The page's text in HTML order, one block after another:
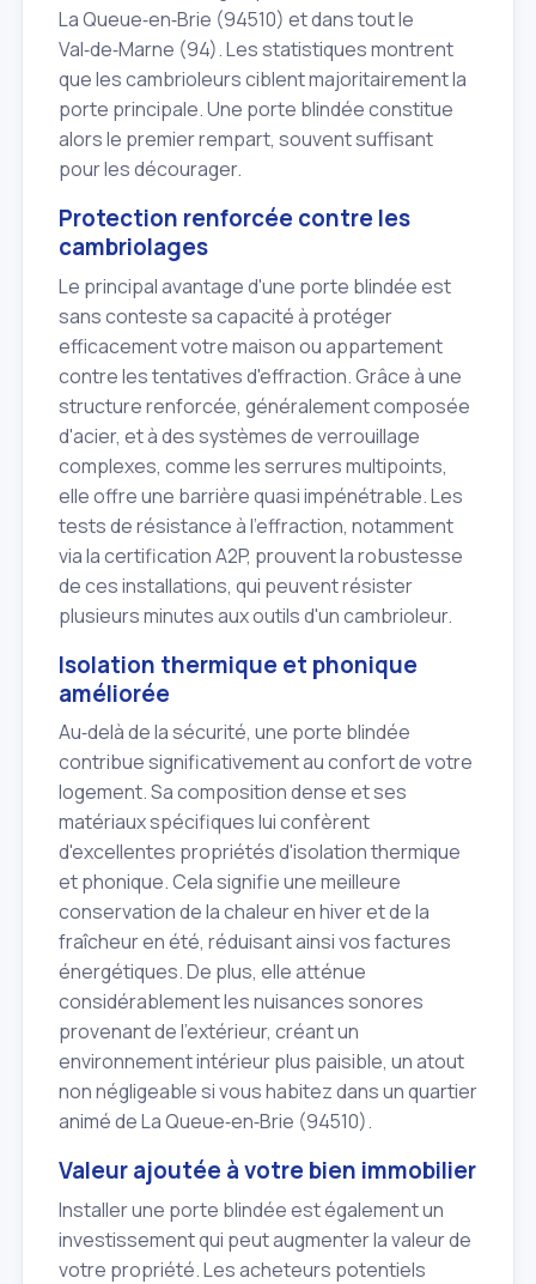
La Queue‑en‑Brie (94510) et dans tout le
Val‑de‑Marne (94). Les statistiques montrent
que les cambrioleurs ciblent majoritairement la
porte principale. Une porte blindée constitue
alors le premier rempart, souvent suffisant
pour les décourager.
Protection renforcée contre les
cambriolages
Le principal avantage d'une porte blindée est
sans conteste sa capacité à protéger
efficacement votre maison ou appartement
contre les tentatives d'effraction. Grâce à une
structure renforcée, généralement composée
d'acier, et à des systèmes de verrouillage
complexes, comme les serrures multipoints,
elle offre une barrière quasi impénétrable. Les
tests de résistance à l'effraction, notamment
via la certification A2P, prouvent la robustesse
de ces installations, qui peuvent résister
plusieurs minutes aux outils d'un cambrioleur.
Isolation thermique et phonique
améliorée
Au‑delà de la sécurité, une porte blindée
contribue significativement au confort de votre
logement. Sa composition dense et ses
matériaux spécifiques lui confèrent
d'excellentes propriétés d'isolation thermique
et phonique. Cela signifie une meilleure
conservation de la chaleur en hiver et de la
fraîcheur en été, réduisant ainsi vos factures
énergétiques. De plus, elle atténue
considérablement les nuisances sonores
provenant de l'extérieur, créant un
environnement intérieur plus paisible, un atout
non négligeable si vous habitez dans un quartier
animé de La Queue‑en‑Brie (94510).
Valeur ajoutée à votre bien immobilier
Installer une porte blindée est également un
investissement qui peut augmenter la valeur de
votre propriété. Les acheteurs potentiels